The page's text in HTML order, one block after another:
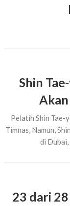
Shin
Pelatih Shin Tae-
Timnas, Namun,
di Dubai,
23 dari